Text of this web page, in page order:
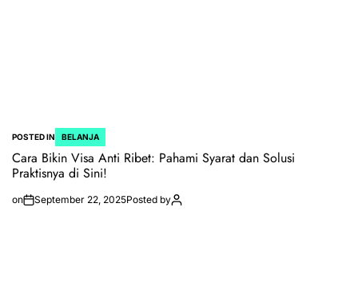
POSTED IN BELANJA
Cara Bikin Visa Anti Ribet: Pahami Syarat dan Solusi
Praktisnya di Sini!
on September 22, 2025Posted by